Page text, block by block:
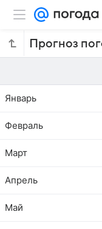
Январь
Февраль
Март
Апрель
Май